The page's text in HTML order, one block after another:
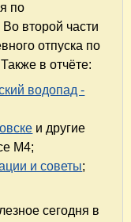
по
второй части
отпуска по
в отчёте:
водопад -
и другие
М4;
и советы;
сегодня в